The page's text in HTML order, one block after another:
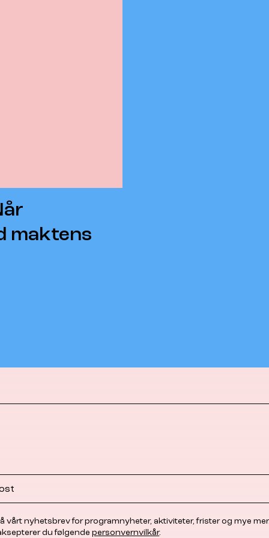
maktens
vårt nyhetsbrev for programnyheter, aktiviteter, frister og mye
du følgendepersonvernvilkår.